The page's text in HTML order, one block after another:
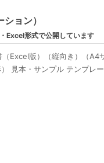
ョン）
Excel形式で公開しています
（Excel版）（縦向き）（A4
見本・サンプル テンプレ